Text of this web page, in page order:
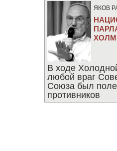
ЯКОВ
В ходе
любой враг
Союза был
противников